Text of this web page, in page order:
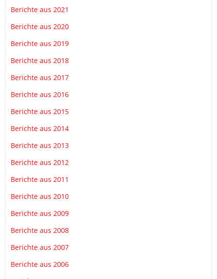
Berichte aus 2021
Berichte aus 2020
Berichte aus 2019
Berichte aus 2018
Berichte aus 2017
Berichte aus 2016
Berichte aus 2015
Berichte aus 2014
Berichte aus 2013
Berichte aus 2012
Berichte aus 2011
Berichte aus 2010
Berichte aus 2009
Berichte aus 2008
Berichte aus 2007
Berichte aus 2006